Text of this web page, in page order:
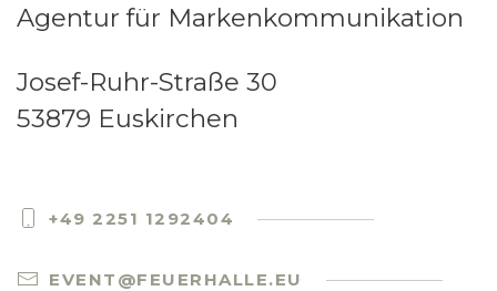
Agentur für Markenkommunikation
Josef-Ruhr-Straße 30
53879 Euskirchen
+49 2251 1292404
EVENT@FEUERHALLE.EU